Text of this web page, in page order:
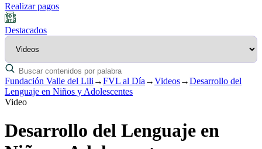
Realizar pagos
Destacados
Fundación Valle del Lili →FVL al Día →Videos→Desarrollo del
Lenguaje en Niños y Adolescentes
Video
Desarrollo del Lenguaje en